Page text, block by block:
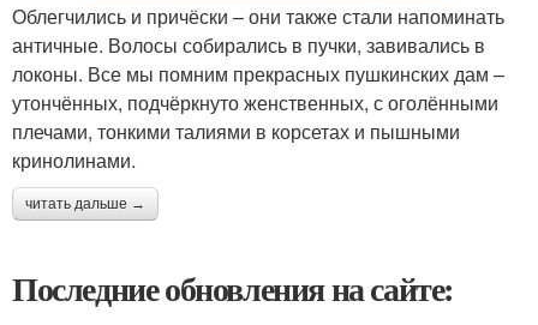
Облегчились и причёски – они также стали напоминать
античные. Волосы собирались в пучки, завивались в
локоны. Все мы помним прекрасных пушкинских дам –
утончённых, подчёркнуто женственных, с оголёнными
плечами, тонкими талиями в корсетах и пышными
кринолинами.
читать дальше →
Последние обновления на сайте: